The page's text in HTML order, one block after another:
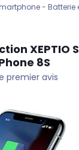
- Batterie
XEPTIO
8S
premier avis